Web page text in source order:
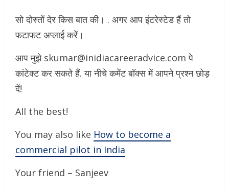
सो दोस्तों देर किस बात की। . अगर आप इंटरेस्टेड हैं तो
फटाफट अप्लाई करें।
आप मुझे skumar@inidiacareeradvice.com पे
कांटेक्ट कर सकते हैं. या नीचे कमेंट बॉक्स में आपने प्रश्न छोड़
दें!
All the best!
You may also like How to become a
commercial pilot in India
Your friend – Sanjeev